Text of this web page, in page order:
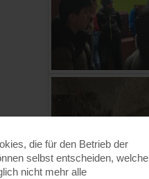
die für den Betrieb der
selbst entscheiden, welche
nicht mehr alle